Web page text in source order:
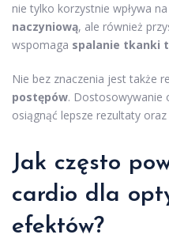
nie tylko korzystnie wpływa na
naczyniową, ale również
wspomaga spalanie tkanki
Nie bez znaczenia jest także
postępów. Dostosowywanie
osiągnąć lepsze rezultaty
Jak często
cardio dla
efektów?